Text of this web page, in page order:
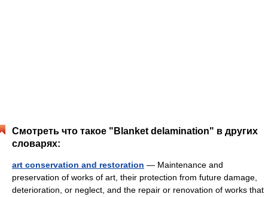
Смотреть что такое "Blanket delamination" в других
словарях:
art conservation and restoration — Maintenance and
preservation of works of art, their protection from future damage,
deterioration, or neglect, and the repair or renovation of works that